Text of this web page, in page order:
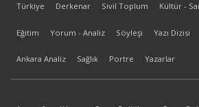
Türkiye Derkenar Sivil Toplum Kültür -
Eğitim Yorum - Analiz Söyleşi Yazı Dizisi
Ankara Analiz Sağlık Portre Yazarlar